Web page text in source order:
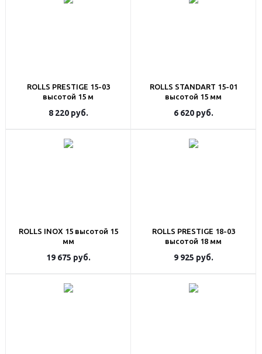
ROLLS PRESTIGE 15-03
высотой 15 м
8 220руб.
ROLLS STANDART 15-01
высотой 15 мм
6 620руб.
ROLLS INOX 15 высотой 15
мм
19 675 руб.
ROLLS PRESTIGE 18-03
высотой 18 мм
9 925 руб.